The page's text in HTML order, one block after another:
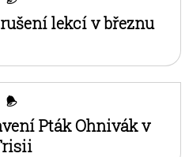
lekcí v březnu
Pták Ohnivák v